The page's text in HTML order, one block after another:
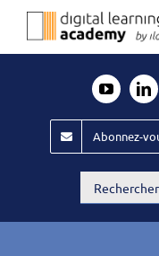
Passer
Évènements ILDI
Offres d’emploi
Abonnez-
Rechercher: